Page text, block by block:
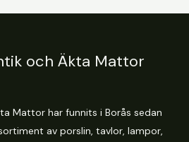
och Äkta Mattor
Mattor har funnits i Borås sedan
av porslin, tavlor, lampor,